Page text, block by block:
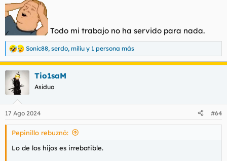
Todo mi trabajo no ha servido para nada.
R
e
a
c
i
e
s
Sonic88, serdo, miliu y 1 persona más
Tio1saM
Asiduo
17 Ago 2024 #64
Pepinillo rebuznó:
Lo de los hijos es irrebatible.